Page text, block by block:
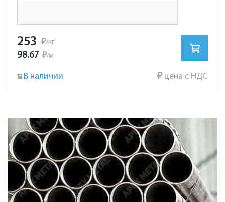
253 ₽/кг
98.67 ₽/м
В наличии ₽цена с НДС